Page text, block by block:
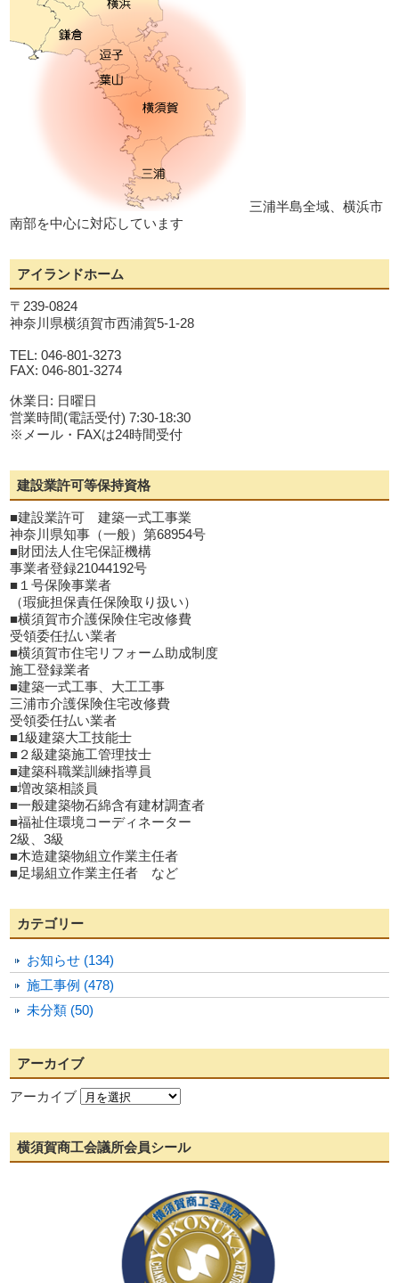
三浦半島全域、横浜市
南部を中心に対応しています
アイランドホーム
〒239-0824
神奈川県横須賀市西浦賀5-1-28
TEL: 046-801-3273
FAX: 046-801-3274
休業日: 日曜日
営業時間(電話受付) 7:30-18:30
※メール・FAXは24時間受付
建設業許可等保持資格
■建設業許可 建築一式工事業
神奈川県知事（一般）第68954号
■財団法人住宅保証機構
事業者登録21044192号
■１号保険事業者
（瑕疵担保責任保険取り扱い）
■横須賀市介護保険住宅改修費
受領委任払い業者
■横須賀市住宅リフォーム助成制度
施工登録業者
■建築一式工事、大工工事
三浦市介護保険住宅改修費
受領委任払い業者
■1級建築大工技能士
■２級建築施工管理技士
■建築科職業訓練指導員
■増改築相談員
■一般建築物石綿含有建材調査者
■福祉住環境コーディネーター
2級、3級
■木造建築物組立作業主任者
■足場組立作業主任者 など
カテゴリー
お知らせ (134)
施工事例 (478)
未分類 (50)
アーカイブ
アーカイブ
横須賀商工会議所会員シール